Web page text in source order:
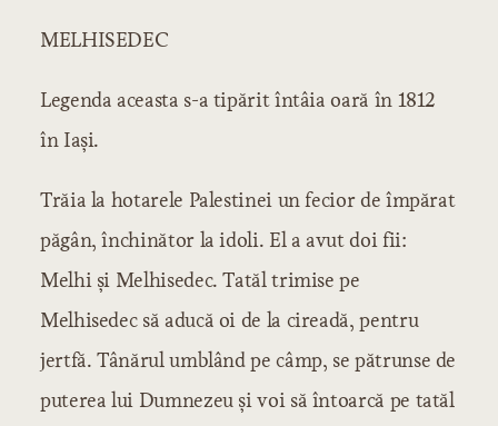
Epoca lui Heliade
1848-1859
1860-1870
Perioada critică
Epoca polemicilor literare
Epoca lui Eminescu
1880-1890
MELHISEDEC
Legenda aceasta s-a tipărit întâia oară în 1812
în Iaşi.
Trăia la hotarele Palestinei un fecior de împărat
păgân, închinător la idoli. El a avut doi fii:
Melhi şi Melhisedec. Tatăl trimise pe
Melhisedec să aducă oi de la cireadă, pentru
jertfă. Tânărul umblând pe câmp, se pătrunse de
puterea lui Dumnezeu şi voi să întoarcă pe tatăl